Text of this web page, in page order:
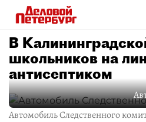
В
школьников на
антисептиком
Автомобиль Следственного